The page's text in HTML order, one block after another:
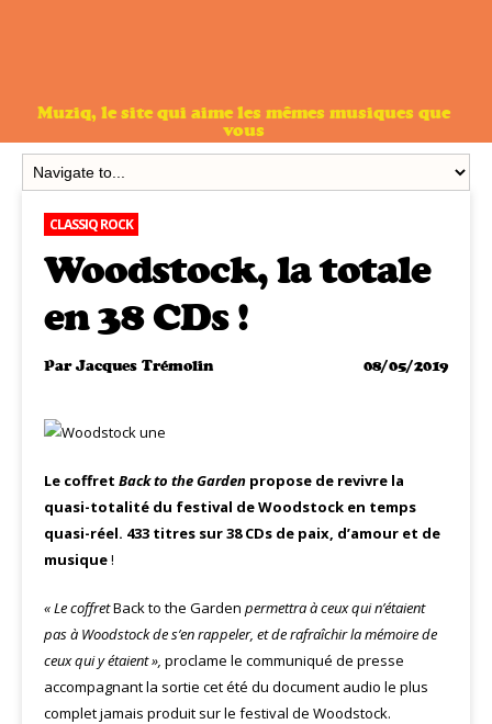
Muziq, le site qui aime les mêmes musiques que
vous
CLASSIQ ROCK
Woodstock, la totale
en 38 CDs !
ParJacques Trémolin 08/05/2019
Le coffret Back to the Garden propose de revivre la
quasi-totalité du festival de Woodstock en temps
quasi-réel. 433 titres sur 38 CDs de paix, d’amour et de
musique!
« Le coffretBack to the Garden permettra à ceux qui n’étaient
pas à Woodstock de s’en rappeler, et de rafraîchir la mémoire de
ceux qui y étaient », proclame le communiqué de presse
accompagnant la sortie cet été du document audio le plus
complet jamais produit sur le festival de Woodstock.